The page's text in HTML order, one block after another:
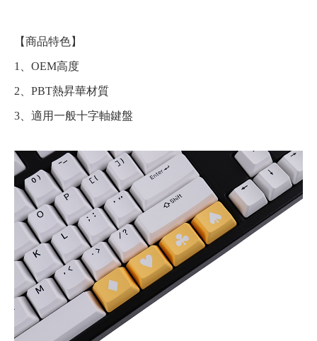
【商品特色】
1、OEM高度
2、 PBT熱昇華材質
3、 適用一般十字軸鍵盤